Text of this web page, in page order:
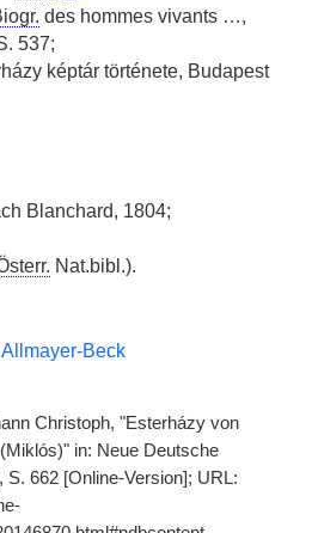
des hommes vivants …,
537;
képtár története, Budapest
Blanchard, 1804;
Nat.bibl.).
Beck
Christoph, "Esterházy von
in: Neue Deutsche
S. 662 [Online-Version]; URL: